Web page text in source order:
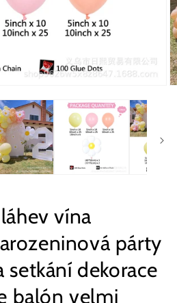
vína
párty
setkání dekorace
balón velmi